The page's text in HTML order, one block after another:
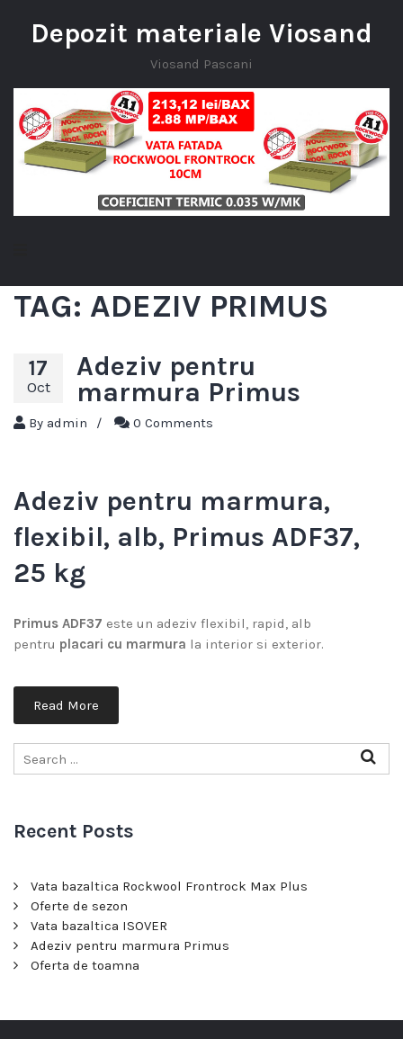
Depozit materiale Viosand
Viosand Pascani
TAG: ADEZIV PRIMUS
17
Oct
Adeziv pentru
marmura Primus
By admin / 0 Comments
Adeziv pentru marmura,
flexibil, alb, Primus ADF37,
25 kg
Primus ADF37 este un adeziv flexibil, rapid, alb
pentru placari cu marmura la interior si exterior.
Read More
Recent Posts
Vata bazaltica Rockwool Frontrock Max Plus
Oferte de sezon
Vata bazaltica ISOVER
Adeziv pentru marmura Primus
Oferta de toamna